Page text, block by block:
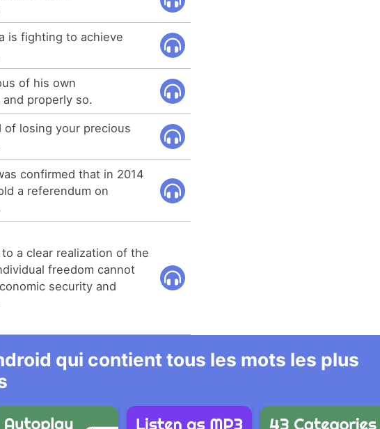
is fighting to achieve
of his own
properly so.
of losing your precious
confirmed that in 2014
a referendum on
a clear realization of the
freedom cannot
security and
qui contient tous les mots les plus